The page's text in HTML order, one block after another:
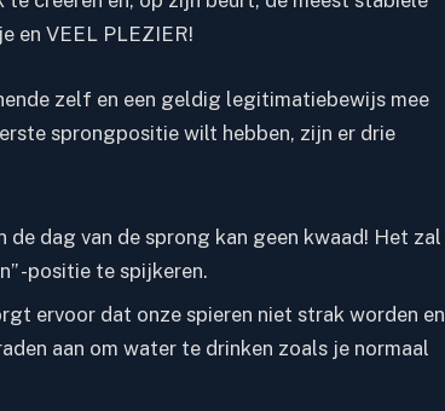
en VEEL PLEZIER!
zelf en een geldig legitimatiebewijs mee
sprongpositie wilt hebben, zijn er drie
dag van de sprong kan geen kwaad! Het zal
-positie te spijkeren.
ervoor dat onze spieren niet strak worden en
aan om water te drinken zoals je normaal